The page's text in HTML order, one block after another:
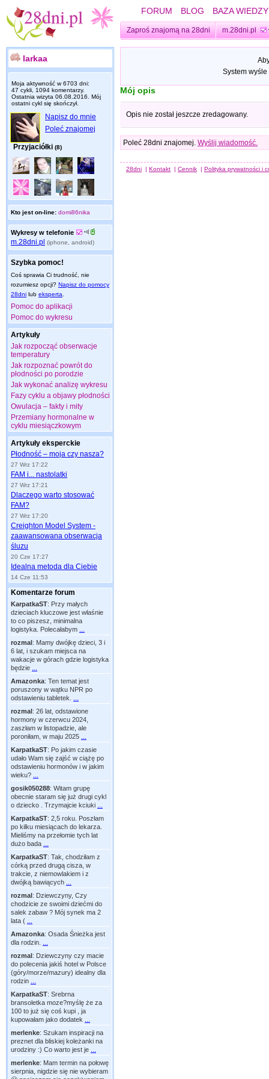
FORUM BLOG BAZA WIEDZY
Zaproś znajomą na 28dni m.28dni.pl
larkaa
Moja aktywność w 6703 dni:
47 cykli, 1094 komentarzy.
Ostatnia wizyta 06.08.2016 . Mój
ostatni cykl się skończył.
Napisz do mnie
Poleć znajomej
Przyjaciółki (8)
Kto jest on-line: domi86nika
Wykresy w telefonie
m.28dni.pl (iphone, android)
Szybka pomoc!
Coś sprawia Ci trudność, nie
rozumiesz opcji? Napisz do pomocy
28dni lub eksperta
Pomoc do aplikacji
Pomoc do wykresu
Artykuły
Jak rozpocząć obserwacje
temperatury
Jak rozpoznać powrót do
płodności po porodzie
Jak wykonać analizę wykresu
Fazy cyklu a objawy płodności
Owulacja – fakty i mity
Przemiany hormonalne w
cyklu miesiączkowym
Artykuły eksperckie
Płodność – moja czy nasza?
27 Wrz 17:22
FAM i... nastolatki
27 Wrz 17:21
Dlaczego warto stosować
FAM?
27 Wrz 17:20
Creighton Model System -
zaawansowana obserwacja
śluzu
20 Cze 17:27
Idealna metoda dla Ciebie
14 Cze 11:53
Komentarze forum
KarpatkaST: Przy małych
dzieciach kluczowe jest właśnie
to co piszesz, minimalna
logistyka. Polecałabym
rozmal: Mamy dwójkę dzieci, 3 i
6 lat, i szukam miejsca na
wakacje w górach gdzie logistyka
będzie
Amazonka: Ten temat jest
poruszony w wątku NPR po
odstawieniu tabletek.
rozmal: 26 lat, odstawione
hormony w czerwcu 2024,
zaszłam w listopadzie, ale
poroniłam, w maju 2025
KarpatkaST: Po jakim czasie
udało Wam się zajść w ciążę po
odstawieniu hormonów i w jakim
wieku?
gosik050288: Witam grupę
obecnie staram się już drugi cykl
o dziecko . Trzymajcie kciuki
KarpatkaST: 2,5 roku. Poszłam
po kilku miesiącach do lekarza.
Mieliśmy na przełomie tych lat
dużo bada
KarpatkaST: Tak, chodziłam z
córką przed drugą cisza, w
trakcie, z niemowlakiem i z
dwójką bawiących
rozmal: Dziewczyny, Czy
chodzicie ze swoimi dziećmi do
salek zabaw ? Mój synek ma 2
lata (
Amazonka: Osada Śnieżka jest
dla rodzin.
rozmal: Dziewczyny czy macie
do polecenia jakiś hotel w Polsce
(góry/morze/mazury) idealny dla
rodzin
KarpatkaST: Srebrna
bransoletka moze?myślę że za
100 to już się coś kupi , ja
kupowałam jako dodatek
merlenke: Szukam inspiracji na
preznet dla bliskiej koleżanki na
urodziny :) Co warto jest je
merlenke: Mam termin na połowę
sierpnia, nigdzie się nie wybieram
System
Mój opis
Opis nie został jeszcze zredagowany.
Poleć 28dni znajomej. Wyślij wiadomość.
28dni | Kontakt | Cennik | Polityka prywatności i